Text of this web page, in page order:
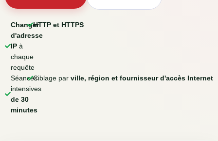
Changer
d'adresse
IP à
chaque
requête
Séances
intensives
de 30
minutes
HTTP et HTTPS
Ciblage par ville, région et fournisseur d'accès Internet